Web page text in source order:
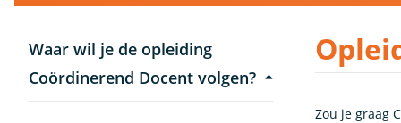
Waar wil je de opleiding
Coördinerend Docent volgen?
Zou je graag